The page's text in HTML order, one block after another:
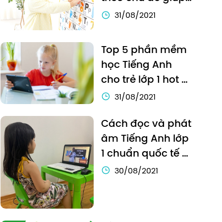
bé học hiệu quả
31/08/2021
Top 5 phần mềm
học Tiếng Anh
cho trẻ lớp 1 hot
nhất hiện nay
31/08/2021
Cách đọc và phát
âm Tiếng Anh lớp
1 chuẩn quốc tế
cho trẻ
30/08/2021